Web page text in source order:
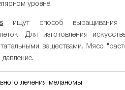
уровне.
ищут способ выращивания
Для изготовления
веществами. Мясо
лечения меланомы